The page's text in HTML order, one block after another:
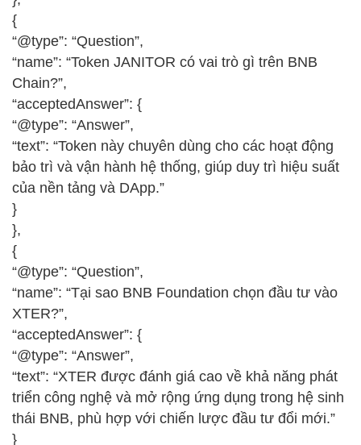
{
“@type”: “Question”,
“name”: “Token JANITOR có vai trò gì trên BNB
Chain?”,
“acceptedAnswer”: {
“@type”: “Answer”,
“text”: “Token này chuyên dùng cho các hoạt động
bảo trì và vận hành hệ thống, giúp duy trì hiệu suất
của nền tảng và DApp.”
}
},
{
“@type”: “Question”,
“name”: “Tại sao BNB Foundation chọn đầu tư vào
XTER?”,
“acceptedAnswer”: {
“@type”: “Answer”,
“text”: “XTER được đánh giá cao về khả năng phát
triển công nghệ và mở rộng ứng dụng trong hệ sinh
thái BNB, phù hợp với chiến lược đầu tư đổi mới.”
}